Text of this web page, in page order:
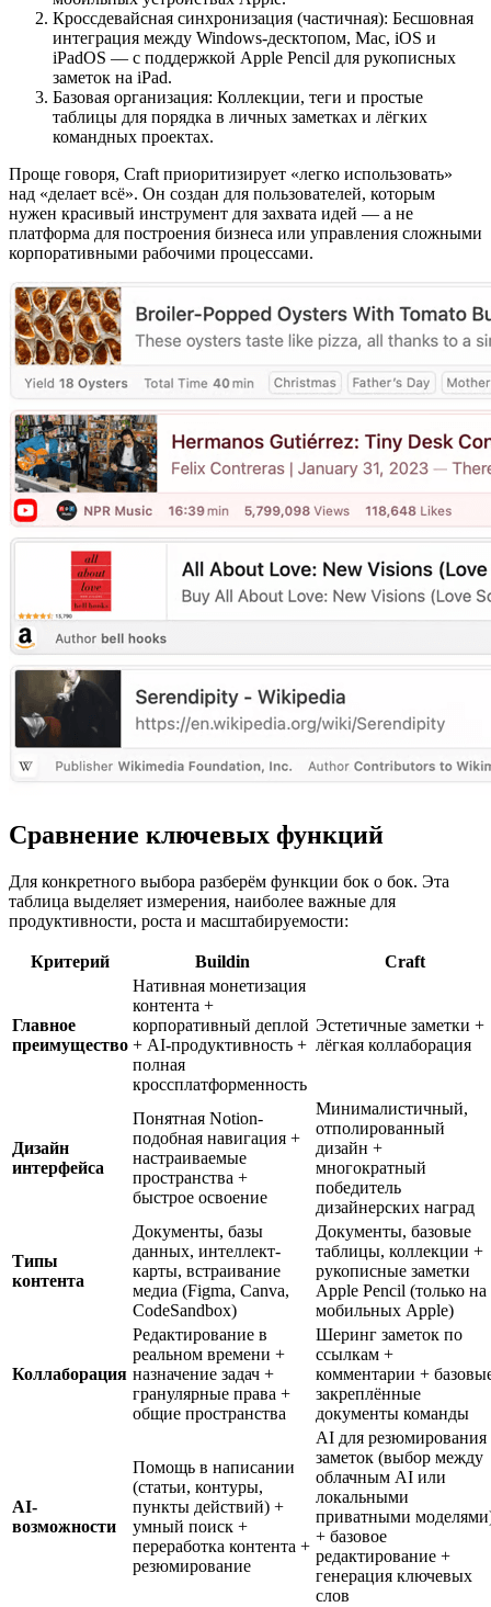
Кроссдевайсная синхронизация (частичная): Бесшовная
интеграция между Windows-десктопом, Mac, iOS и
iPadOS — с поддержкой Apple Pencil для рукописных
заметок на iPad.
Базовая организация: Коллекции, теги и простые
таблицы для порядка в личных заметках и лёгких
командных проектах.
Проще говоря, Craft приоритизирует «легко использовать»
над «делает всё». Он создан для пользователей, которым
нужен красивый инструмент для захвата идей — а не
платформа для построения бизнеса или управления сложными
корпоративными рабочими процессами.
Сравнение ключевых функций
Для конкретного выбора разберём функции бок о бок. Эта
таблица выделяет измерения, наиболее важные для
продуктивности, роста и масштабируемости:
Критерий Buildin Craft
Главное
преимущество
Нативная монетизация
контента +
корпоративный деплой
+ AI-продуктивность +
полная
кроссплатформенность
Эстетичные заметки +
лёгкая коллаборация
Дизайн
интерфейса
Понятная Notion-
подобная навигация +
настраиваемые
пространства +
быстрое освоение
Минималистичный,
отполированный
дизайн +
многократный
победитель
дизайнерских наград
Типы
контента
Документы, базы
данных, интеллект-
карты, встраивание
медиа (Figma, Canva,
CodeSandbox)
Документы, базовые
таблицы, коллекции +
рукописные заметки
Apple Pencil (только на
мобильных Apple)
Коллаборация
Редактирование в
реальном времени +
назначение задач +
гранулярные права +
общие пространства
Шеринг заметок по
ссылкам +
комментарии +
закреплённые
документы команды
AI-
возможности
Помощь в написании
(статьи, контуры,
пункты действий) +
умный поиск +
переработка контента +
резюмирование
AI для резюмирования
заметок (выбор между
облачным AI или
локальными
приватными
+ базовое
редактирование +
генерация ключевых
слов